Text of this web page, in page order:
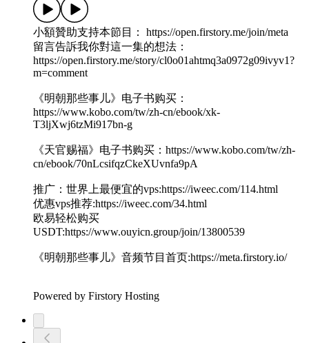
小額贊助支持本節目： https://open.firstory.me/join/meta
留言告訴我你對這一集的想法：
https://open.firstory.me/story/cl0o01ahtmq3a0972g09ivyv1?
m=comment
《明朝那些事儿》电子书购买：
https://www.kobo.com/tw/zh-cn/ebook/xk-
T3ljXwj6tzMi917bn-g
《天官赐福》电子书购买：https://www.kobo.com/tw/zh-
cn/ebook/70nLcsifqzCkeXUvnfa9pA
推广：世界上最便宜的vps:https://iweec.com/114.html
优惠vps推荐:https://iweec.com/34.html
欧易轻松购买
USDT:https://www.ouyicn.group/join/13800539
《明朝那些事儿》音频节目首页:https://meta.firstory.io/
Powered by Firstory Hosting